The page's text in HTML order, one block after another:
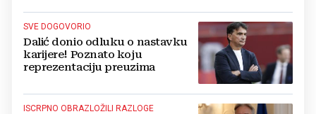
SVE DOGOVORIO
Dalić donio odluku o nastavku
karijere! Poznato koju
reprezentaciju preuzima
ISCRPNO OBRAZLOŽILI RAZLOGE